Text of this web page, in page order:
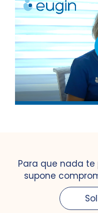
Para que nada
supone